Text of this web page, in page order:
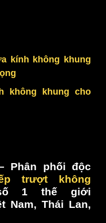
kính không khung
không khung cho
Phân phối độc
trượt không
1 thế giới
Nam, Thái Lan,